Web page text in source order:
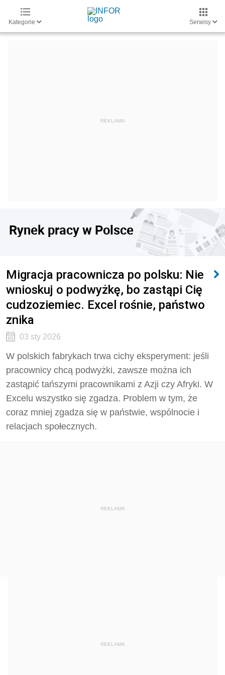
Kategorie Serwisy
Rynek pracy w Polsce
Migracja pracownicza po polsku: Nie
wnioskuj o podwyżkę, bo zastąpi Cię
cudzoziemiec. Excel rośnie, państwo
znika
03 sty 2026
W polskich fabrykach trwa cichy eksperyment: jeśli
pracownicy chcą podwyżki, zawsze można ich
zastąpić tańszymi pracownikami z Azji czy Afryki. W
Excelu wszystko się zgadza. Problem w tym, że
coraz mniej zgadza się w państwie, wspólnocie i
relacjach społecznych.
REKLAMA
REKLAMA